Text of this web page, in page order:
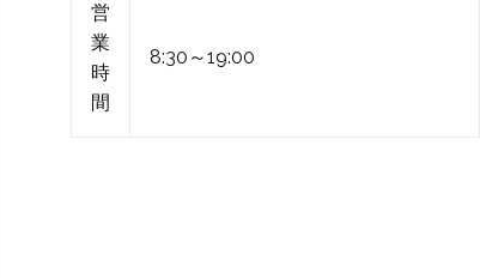
営
業
時
間
8:30～19:00